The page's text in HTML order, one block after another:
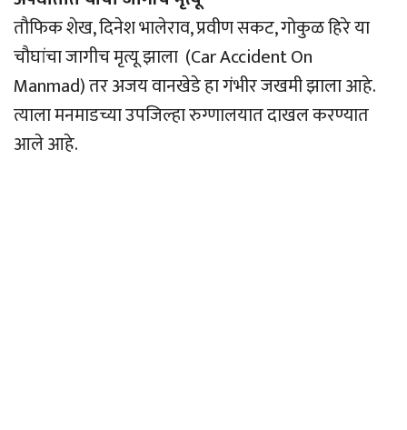
तौफिक शेख, दिनेश भालेराव, प्रवीण सकट, गोकुळ हिरे या
चौघांचा जागीच मृत्यू झाला (Car Accident On
Manmad) तर अजय वानखेडे हा गंभीर जखमी झाला आहे.
त्याला मनमाडच्या उपजिल्हा रुग्णालयात दाखल करण्यात
आले आहे.